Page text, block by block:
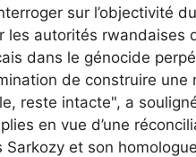
sur l’objectivité
autorités rwandaises
dans le génocide
de construire une
reste intacte", a
en vue d’une
et son